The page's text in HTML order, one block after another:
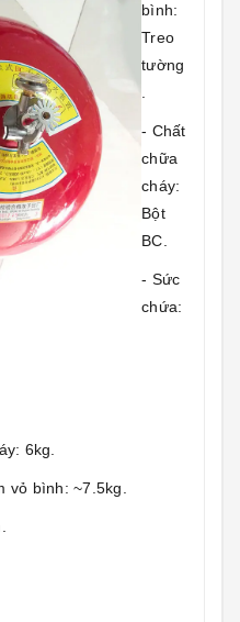
bình:
Treo
tường
- Chất
chữa
cháy:
Bột
BC.
- Sức
chứa:
6kg.
vỏ bình: ~7.5kg.